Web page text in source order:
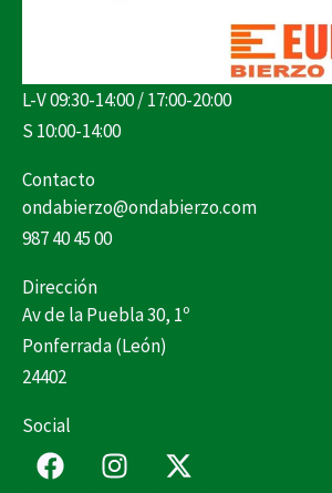
L-V 09:30-14:00 / 17:00-20:00
S 10:00-14:00
Contacto
ondabierzo@ondabierzo.com
987 40 45 00
Dirección
Av de la Puebla 30, 1º
Ponferrada (León)
24402
Social
F
a
I
n
X
-